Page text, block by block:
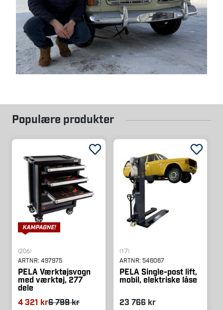
Populære produkter
(206)
ARTNR: 497975
PELA Værktøjsvogn
med værktøj, 277
dele
4 321 kr6 799 kr
(17)
ARTNR: 546067
PELA Single-post lift,
mobil, elektriske låse
23 766 kr